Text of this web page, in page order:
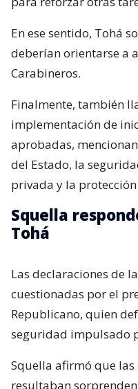
En ese sentido, Tohá
deberían orientarse a
Carabineros.
Finalmente, también
implementación de
aprobadas,
del Estado, la
privada y la
Squella
Tohá
Las declaraciones de
cuestionadas por el
Republicano, quien
seguridad impulsado
Squella afirmó que
resultaban